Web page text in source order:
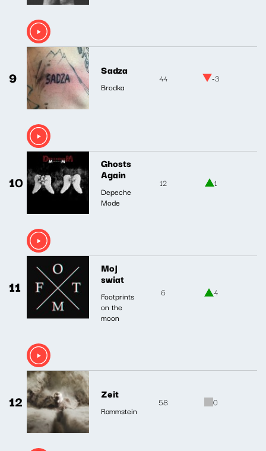
9 Sadza
Brodka
44 -3
10
Ghosts
Again
Depeche
Mode
12 1
11
Moj
swiat
Footprints
on the
moon
6 4
12 Zeit
Rammstein
58 0